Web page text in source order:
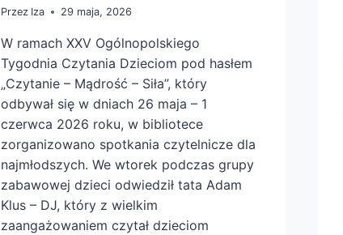
Przez Iza 29 maja, 2026
W ramach XXV Ogólnopolskiego
Tygodnia Czytania Dzieciom pod hasłem
„Czytanie – Mądrość – Siła”, który
odbywał się w dniach 26 maja – 1
czerwca 2026 roku, w bibliotece
zorganizowano spotkania czytelnicze dla
najmłodszych. We wtorek podczas grupy
zabawowej dzieci odwiedził tata Adam
Klus – DJ, który z wielkim
zaangażowaniem czytał dzieciom